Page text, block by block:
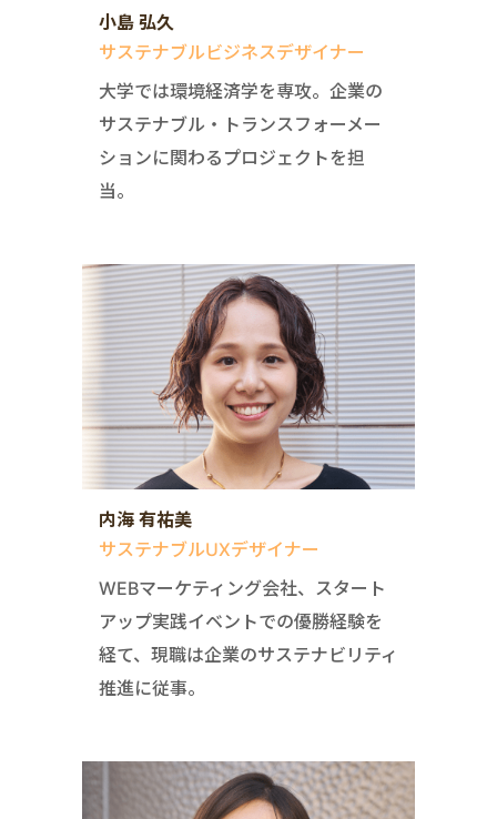
小島 弘久
サステナブルビジネスデザイナー
大学では環境経済学を専攻。企業の
サステナブル・トランスフォーメー
ションに関わるプロジェクトを担
当。
内海 有祐美
サステナブルUXデザイナー
WEBマーケティング会社、スタート
アップ実践イベントでの優勝経験を
経て、現職は企業のサステナビリティ
推進に従事。